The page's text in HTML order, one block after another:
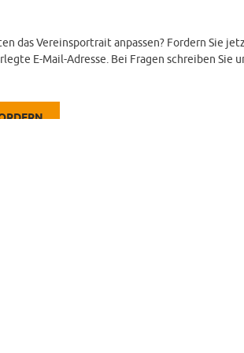
das Vereinsportrait anpassen? Fordern Sie
E-Mail-Adresse. Bei Fragen schreiben Sie